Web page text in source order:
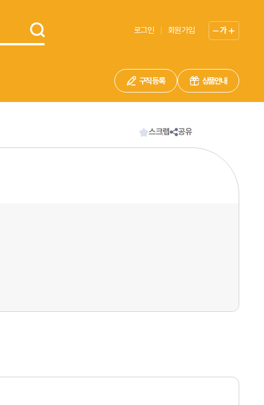
로그인 회원가입 가
구직 등록 상품안내
스크랩 공유